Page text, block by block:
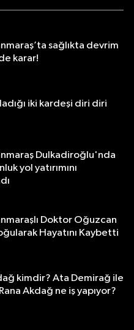
sağlıkta devrim
karar!
iki kardeşi diri diri
Dulkadiroğlu'nda
yol yatırımını
Doktor Oğuzcan
Hayatını Kaybetti
kimdir? Ata Demirağ ile
Akdağ ne iş yapıyor?